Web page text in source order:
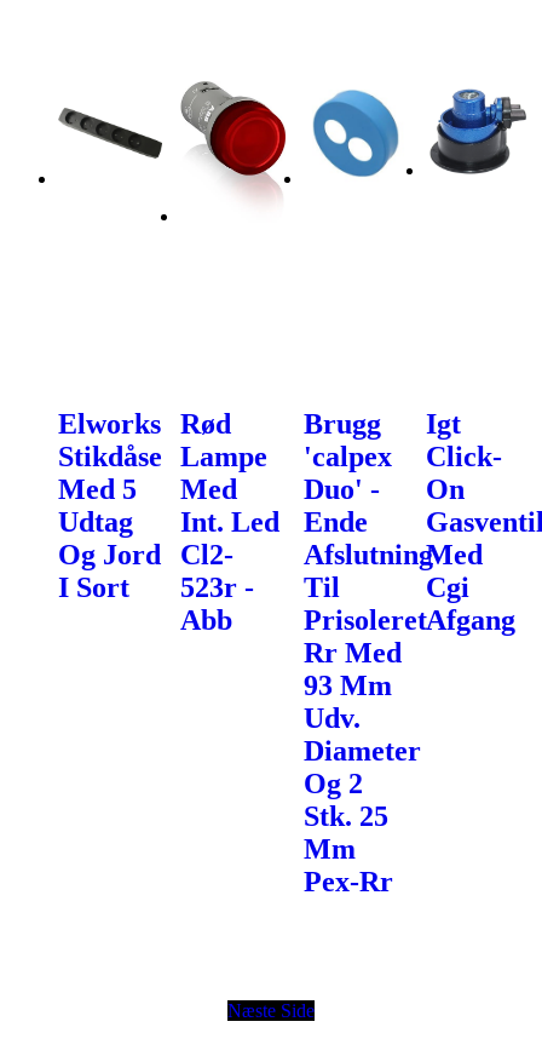
Elworks
Stikdåse
Med 5
Udtag
Og Jord
I Sort
Rød
Lampe
Med
Int. Led
Cl2-
523r -
Abb
Brugg
'calpex
Duo' -
Ende
Afslutning
Til
Prisoleret
Rr Med
93 Mm
Udv.
Diameter
Og 2
Stk. 25
Mm
Pex-Rr
Igt
Click-
On
Med
Cgi
Afgang
Næste Side